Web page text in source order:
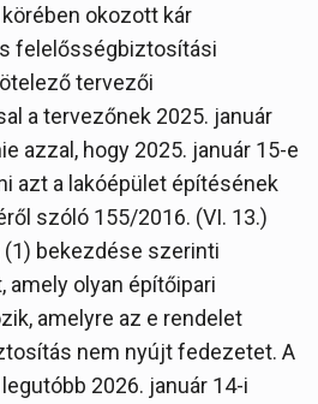
okozott kár
felelősségbiztosítási
tervezői
a tervezőnek 2025. január
azzal, hogy 2025. január 15-e
azt a lakóépület építésének
szóló 155/2016. (VI. 13.)
bekezdése szerinti
olyan építőipari
amelyre az e rendelet
nem nyújt fedezetet. A
2026. január 14-i